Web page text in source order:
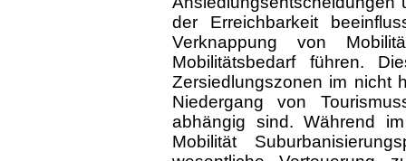
der Erreichbarkeit
Verknappung von
Mobilitätsbedarf führen.
Zersiedlungszonen im nicht
Niedergang von
abhängig sind. Während
Mobilität